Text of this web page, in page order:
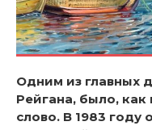
Одним из главных
Рейгана, было, как
слово. В 1983 году